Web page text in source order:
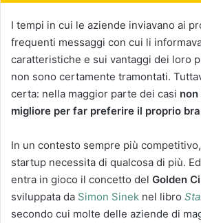
I tempi in cui le aziende inviavano ai
frequenti messaggi con cui li
caratteristiche e sui vantaggi dei loro
non sono certamente tramontati.
certa: nella maggior parte dei casi
migliore per far preferire il proprio
In un contesto sempre più
startup necessita di qualcosa di più.
entra in gioco il concetto del Golden
sviluppata da Simon Sinek nel libro
secondo cui molte delle aziende di